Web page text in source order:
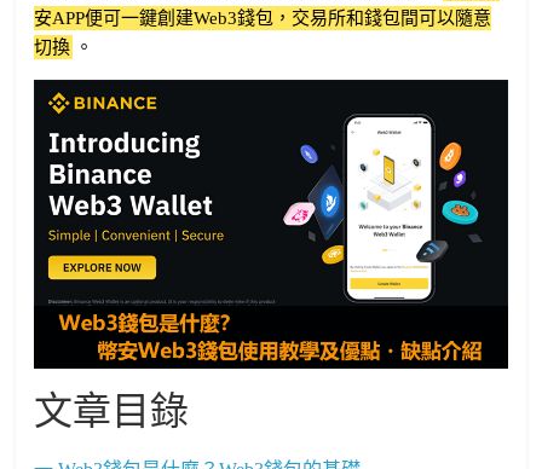
安APP便可一鍵創建Web3錢包，交易所和錢包間可以隨意
切換 。
文章目錄